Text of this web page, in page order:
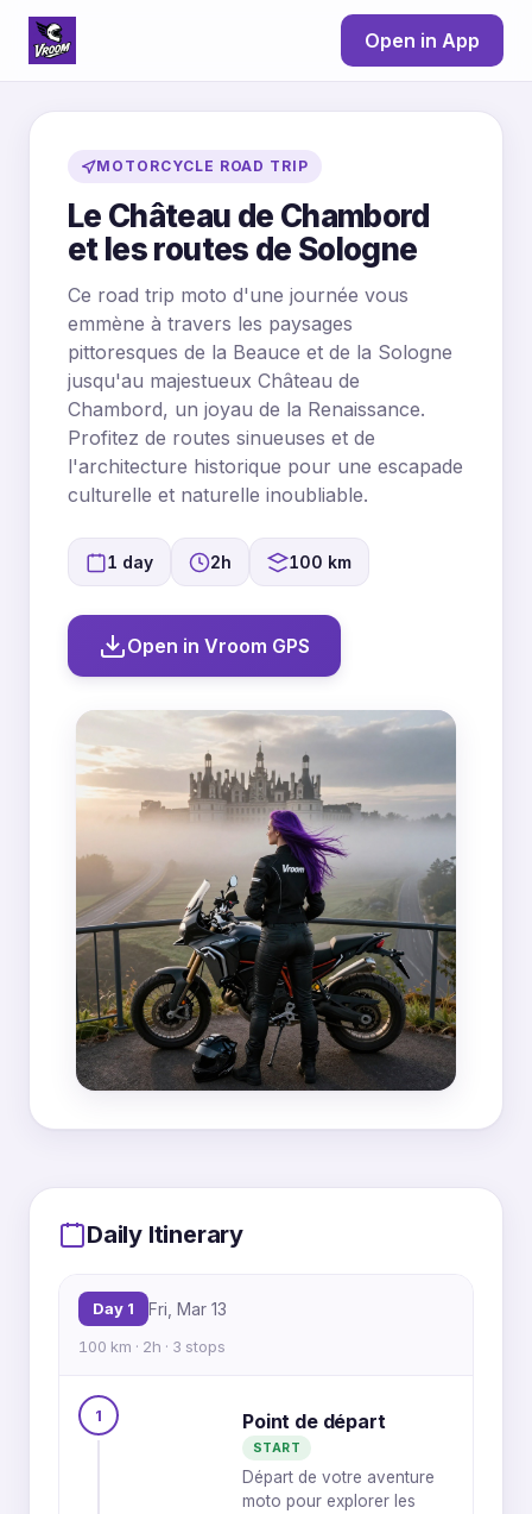
Open in App
MOTORCYCLE ROAD TRIP
Le Château de Chambord
et les routes de Sologne
Ce road trip moto d'une journée vous
emmène à travers les paysages
pittoresques de la Beauce et de la Sologne
jusqu'au majestueux Château de
Chambord, un joyau de la Renaissance.
Profitez de routes sinueuses et de
l'architecture historique pour une escapade
culturelle et naturelle inoubliable.
1 day 2h 100 km
Open in Vroom GPS
MapLibre|OpenFreeMap © OpenMapTilesData fromOpenStreetMap
Daily Itinerary
Day 1 Fri, Mar 13
100 km · 2h · 3 stops
1 Point de départ
START
Départ de votre aventure
moto pour explorer les